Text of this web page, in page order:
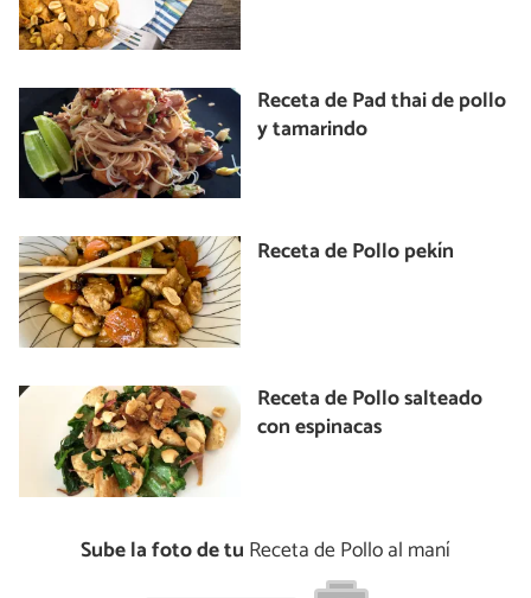
Receta de Pad thai de pollo
y tamarindo
Receta de Pollo pekín
Receta de Pollo salteado
con espinacas
Sube la foto de tu Receta de Pollo al maní